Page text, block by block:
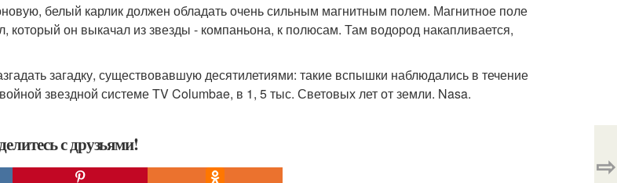
белый карлик должен обладать очень сильным магнитным полем. Магнитное поле
который он выкачал из звезды - компаньона, к полюсам. Там водород накапливается,
загадку, существовавшую десятилетиями: такие вспышки наблюдались в течение
звездной системе TV Columbae, в 1, 5 тыс. Световых лет от земли. Nasa.
с друзьями!
⇨